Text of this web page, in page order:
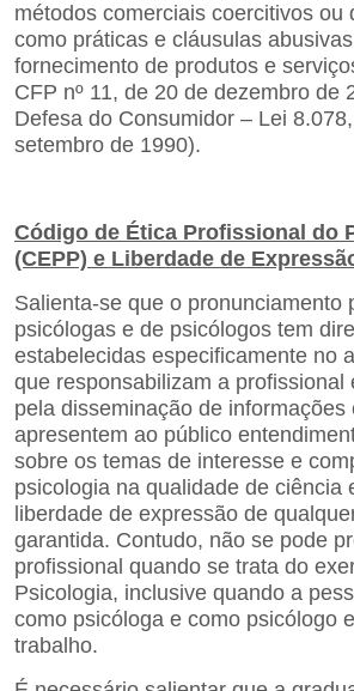
métodos comerciais coercitivos ou
como práticas e cláusulas
fornecimento de produtos e
CFP nº 11, de 20 de dezembro de
Defesa do Consumidor – Lei
setembro de 1990).
Código de Ética Profissional do
(CEPP) e Liberdade de
Salienta-se que o pronunciamento
psicólogas e de psicólogos tem
estabelecidas especificamente no
que responsabilizam a profissional
pela disseminação de informações
apresentem ao público
sobre os temas de interesse e
psicologia na qualidade de ciência
liberdade de expressão de
garantida. Contudo, não se pode
profissional quando se trata do
Psicologia, inclusive quando a
como psicóloga e como psicólogo
trabalho.